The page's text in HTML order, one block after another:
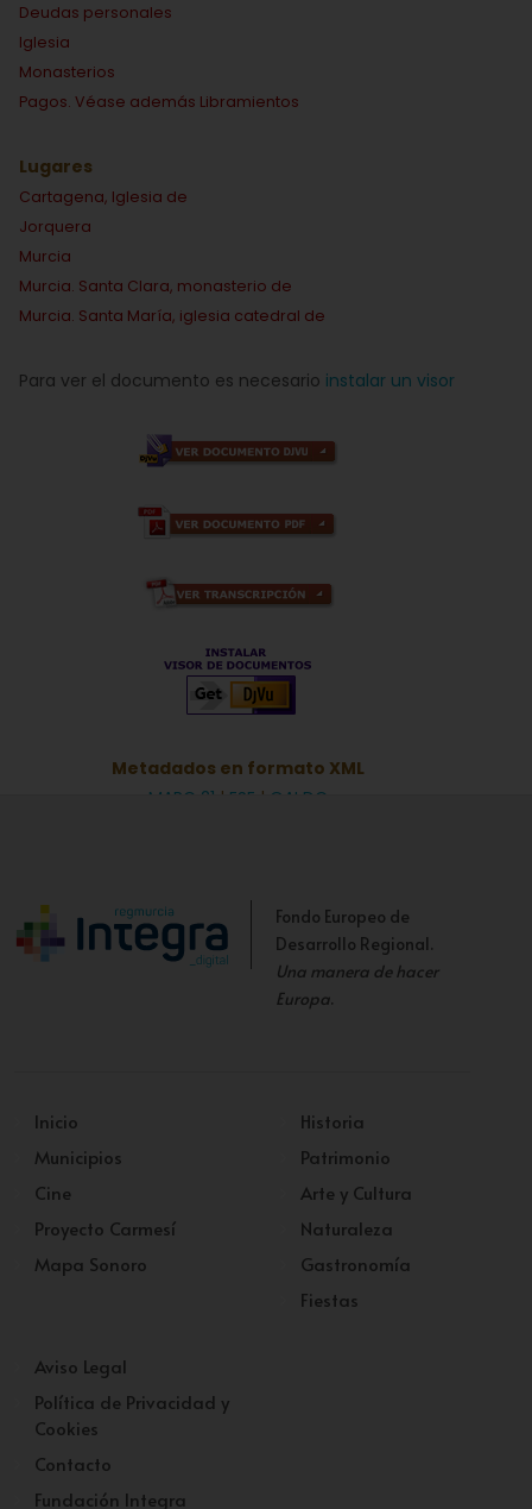
Para ver el documento es necesario instalar un visor
Metadados en formato XML
MARC 21 | ESE | OAI DC
Deudas personales
Iglesia
Monasterios
Pagos. Véase además Libramientos
Lugares
Cartagena, Iglesia de
Jorquera
Murcia
Murcia. Santa Clara, monasterio de
Murcia. Santa María, iglesia catedral de
Fondo Europeo de
Desarrollo Regional.
Una manera de hacer
Europa.
Inicio
Municipios
Cine
Proyecto Carmesí
Mapa Sonoro
Historia
Patrimonio
Arte y Cultura
Naturaleza
Gastronomía
Fiestas
Aviso Legal
Política de Privacidad y
Cookies
Contacto
Fundación Integra